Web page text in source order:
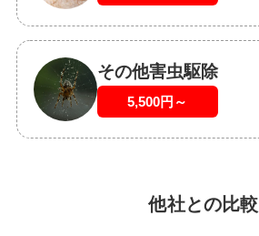
その他害虫駆除
5,500円～
他社との比較